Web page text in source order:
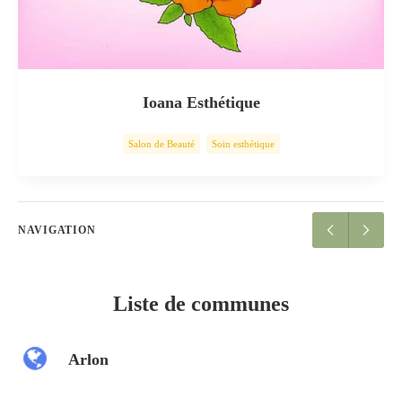
Ioana Esthétique
Salon de Beauté Soin esthétique
NAVIGATION
Liste de communes
Arlon